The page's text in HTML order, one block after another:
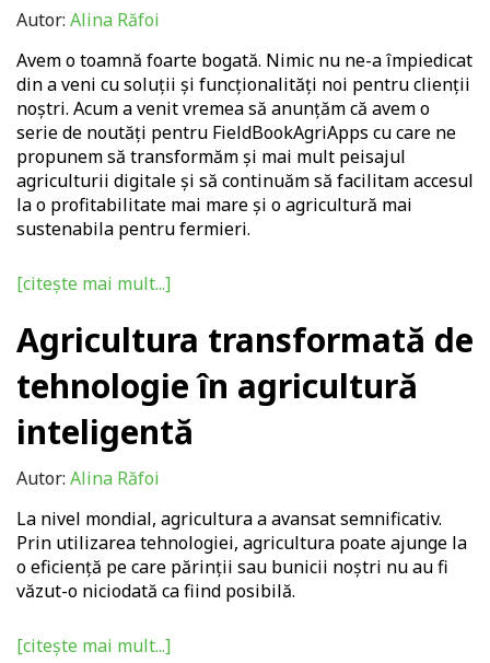
Autor: Alina Răfoi
Avem o toamnă foarte bogată. Nimic nu ne-a împiedicat
din a veni cu soluții și funcționalități noi pentru clienții
noștri. Acum a venit vremea să anunțăm că avem o
serie de noutăți pentru FieldBookAgriApps cu care ne
propunem să transformăm și mai mult peisajul
agriculturii digitale și să continuăm să facilitam accesul
la o profitabilitate mai mare și o agricultură mai
sustenabila pentru fermieri.
[citește mai mult...]
Agricultura transformată de
tehnologie în agricultură
inteligentă
Autor: Alina Răfoi
La nivel mondial, agricultura a avansat semnificativ.
Prin utilizarea tehnologiei, agricultura poate ajunge la
o eficiență pe care părinții sau bunicii noștri nu au fi
văzut-o niciodată ca fiind posibilă.
[citește mai mult...]